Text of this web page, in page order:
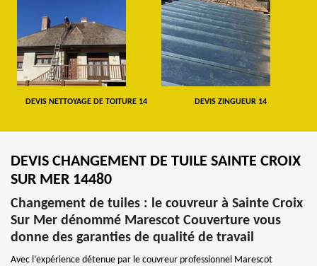
DEVIS NETTOYAGE DE TOITURE 14 DEVIS ZINGUEUR 14
DEVIS CHANGEMENT DE TUILE SAINTE CROIX
SUR MER 14480
Changement de tuiles : le couvreur à Sainte Croix
Sur Mer dénommé Marescot Couverture vous
donne des garanties de qualité de travail
Avec l’expérience détenue par le couvreur professionnel Marescot